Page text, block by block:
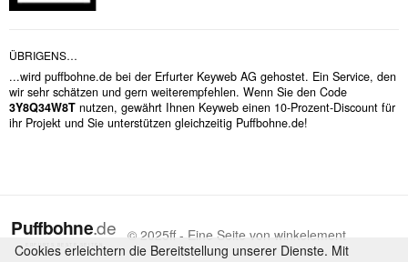
ÜBRIGENS…
...wird puffbohne.de bei der Erfurter Keyweb AG gehostet. Ein Service, den
wir sehr schätzen und gern weiterempfehlen. Wenn Sie den Code
3Y8Q34W8T nutzen, gewährt Ihnen Keyweb einen 10-Prozent-Discount für
ihr Projekt und Sie unterstützen gleichzeitig Puffbohne.de!
© 2025ff - Eine Seite von winkelement
Cookies erleichtern die Bereitstellung unserer Dienste. Mit